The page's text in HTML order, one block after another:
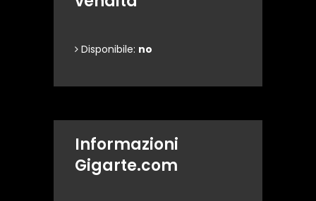
Disponibile: no
Informazioni
Gigarte.com